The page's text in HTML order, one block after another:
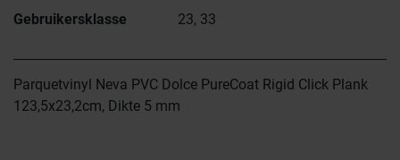
Gebruikersklasse
23, 33
Parquetvinyl Neva PVC Dolce PureCoat Rigid Click Plank
123,5x23,2cm, Dikte 5 mm